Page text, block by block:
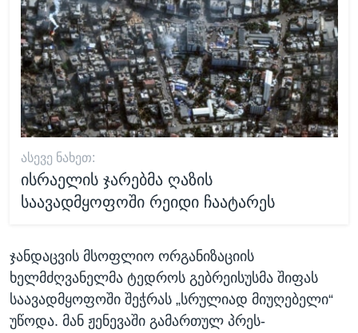
ᲐᲡᲔᲕᲔ ᲜᲐᲮᲔᲗ:
ისრაელის ჯარებმა ღაზის
საავადმყოფოში რეიდი ჩაატარეს
ჯანდაცვის მსოფლიო ორგანიზაციის
ხელმძღვანელმა ტედროს გებრეისუსმა შიფას
საავადმყოფოში შეჭრას „სრულიად მიუღებელი“
უწოდა. მან ჟენევაში გამართულ პრეს-